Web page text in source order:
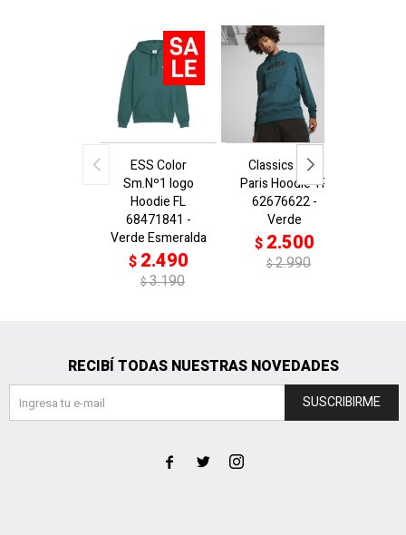
ESS Color
Sm.Nº1 logo
Hoodie FL
68471841 -
Verde Esmeralda
$ 2.490
$3.190
Classics Play
Paris Hoodie TR
62676622 -
Verde
$ 2.500
$2.990
RECIBÍ TODAS NUESTRAS NOVEDADES
SUSCRIBIRME
  